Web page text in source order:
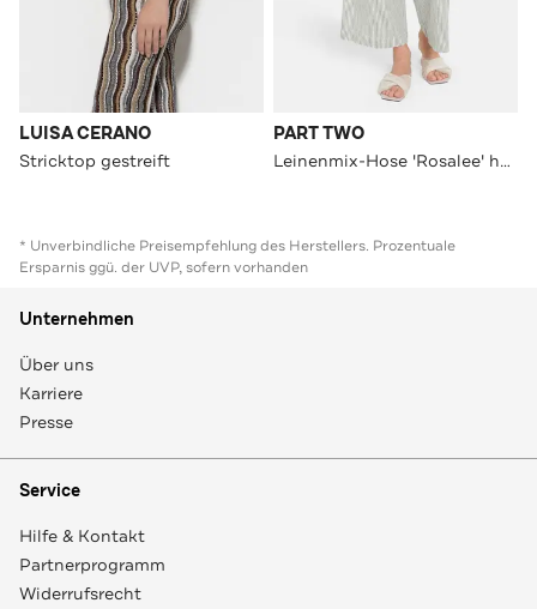
LUISA CERANO
Stricktop gestreift
PART TWO
Leinenmix-Hose 'Rosalee' hellgrün
* Unverbindliche Preisempfehlung des Herstellers. Prozentuale
Ersparnis ggü. der UVP, sofern vorhanden
Unternehmen
Über uns
Karriere
Presse
Service
Hilfe & Kontakt
Partnerprogramm
Widerrufsrecht